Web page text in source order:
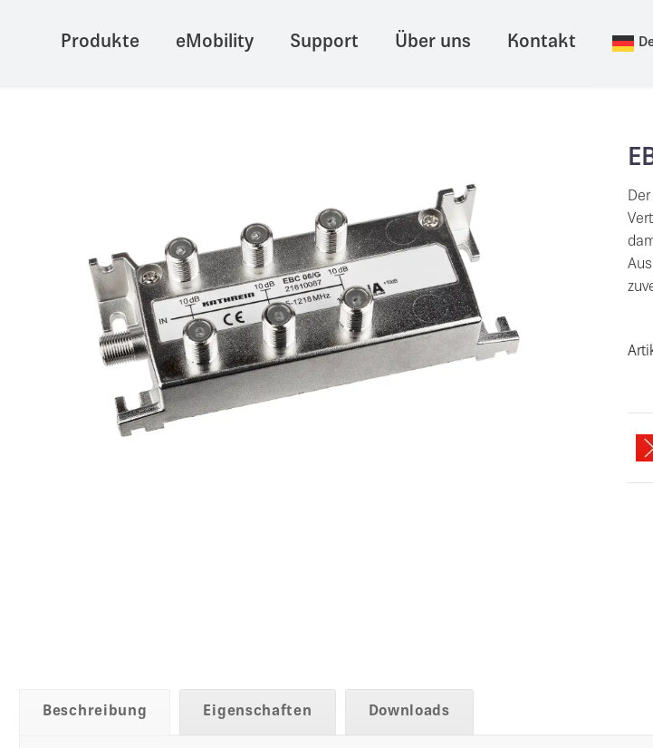
Produkte eMobility Support Über uns Kontakt
Beschreibung Eigenschaften Downloads